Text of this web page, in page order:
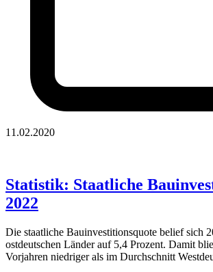
11.02.2020
Statistik: Staatliche
2022
Die staatliche Bauinvestitionsquote belief sich
ostdeutschen Länder auf 5,4 Prozent. Damit
Vorjahren niedriger als im Durchschnitt